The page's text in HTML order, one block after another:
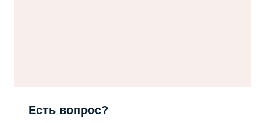
Есть вопрос?